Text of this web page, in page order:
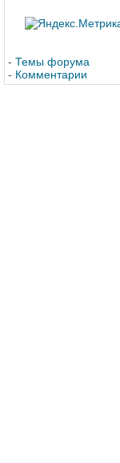
- Темы форума
- Комментарии